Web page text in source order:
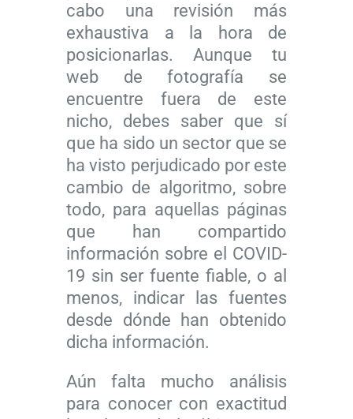
cabo una revisión más
exhaustiva a la hora de
posicionarlas. Aunque tu
web de fotografía se
encuentre fuera de este
nicho, debes saber que sí
que ha sido un sector que se
ha visto perjudicado por este
cambio de algoritmo, sobre
todo, para aquellas páginas
que han compartido
información sobre el COVID-
19 sin ser fuente fiable, o al
menos, indicar las fuentes
desde dónde han obtenido
dicha información.
Aún falta mucho análisis
para conocer con exactitud
L
a
I
A
8
c
a
t
l
o
s
d
e